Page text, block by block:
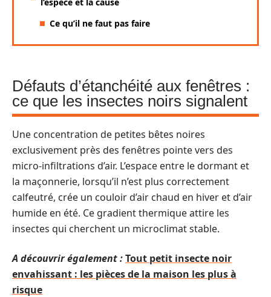
Ce qu’il ne faut pas faire
Défauts d’étanchéité aux fenêtres :
ce que les insectes noirs signalent
Une concentration de petites bêtes noires
exclusivement près des fenêtres pointe vers des
micro-infiltrations d’air. L’espace entre le dormant et
la maçonnerie, lorsqu’il n’est plus correctement
calfeutré, crée un couloir d’air chaud en hiver et d’air
humide en été. Ce gradient thermique attire les
insectes qui cherchent un microclimat stable.
A découvrir également :Tout petit insecte noir
envahissant : les pièces de la maison les plus à
risque